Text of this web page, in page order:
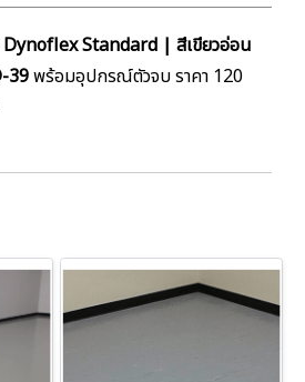
Dynoflex Standard | สีเขียวอ่อน
39พร้อมอุปกรณ์ตัวจบ ราคา 120